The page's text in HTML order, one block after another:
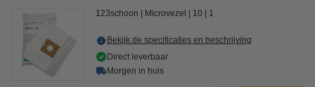
123schoon Microvezel 10 1
Bekijk de specificaties en beschrijving
Direct leverbaar
Morgen in huis